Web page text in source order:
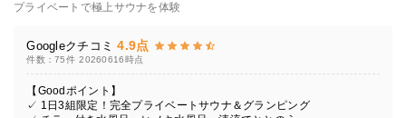
プライベートで極上サウナを体験
Googleクチコミ 4.9点
件数：75件 20260616時点
【Goodポイント】
✓ 1日3組限定！完全プライベートサウナ＆グランピング